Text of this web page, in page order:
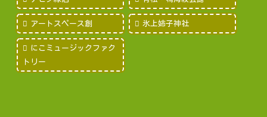
アートスペース創 氷上姉子神社
にこミュージックファク
トリー